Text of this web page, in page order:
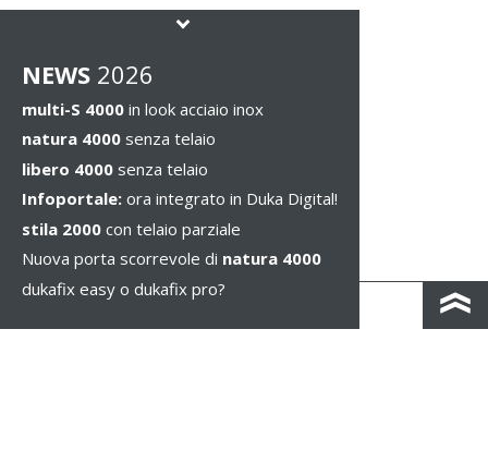
NEWS 2026
multi-S 4000 in look acciaio inox
natura 4000 senza telaio
libero 4000 senza telaio
Infoportale: ora integrato in Duka Digital!
stila 2000 con telaio parziale
Nuova porta scorrevole di natura 4000
dukafix easy o dukafix pro?